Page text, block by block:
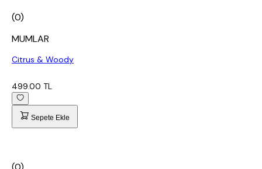
(0)
MUMLAR
Citrus & Woody
499.00 TL
Sepete Ekle